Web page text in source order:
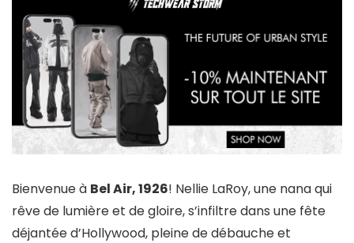
Bienvenue à Bel Air, 1926! Nellie LaRoy, une nana qui
rêve de lumière et de gloire, s’infiltre dans une fête
déjantée d’Hollywood, pleine de débauche et